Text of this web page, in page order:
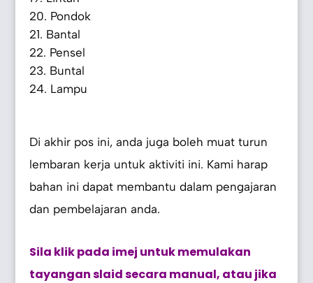
Pondok
Bantal
Pensel
Buntal
Lampu
Di akhir pos ini, anda juga boleh muat turun
lembaran kerja untuk aktiviti ini. Kami harap
bahan ini dapat membantu dalam pengajaran
dan pembelajaran anda.
Sila klik pada imej untuk memulakan
tayangan slaid secara manual, atau jika